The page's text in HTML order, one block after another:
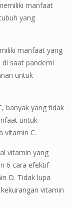
manfaat
yang
manfaat yang
saat pandemi
untuk
banyak yang tidak
untuk
vitamin C.
vitamin yang
6 cara efektif
D. Tidak lupa
vitamin